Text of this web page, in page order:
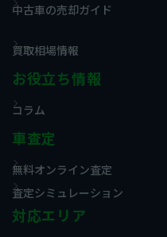
中古車の売却ガイド
買取相場情報
お役立ち情報
コラム
車査定
無料オンライン査定
査定シミュレーション
対応エリア